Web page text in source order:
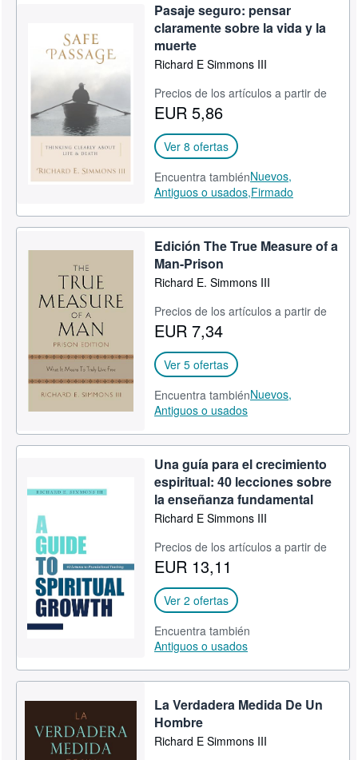
Pasaje seguro: pensar
claramente sobre la vida y la
muerte
Richard E Simmons III
Precios de los artículos a partir de
EUR 5,86
Ver 8 ofertas
Encuentra tambiénNuevos,
Antiguos o usados,Firmado
Edición The True Measure of a
Man-Prison
Richard E. Simmons III
Precios de los artículos a partir de
EUR 7,34
Ver 5 ofertas
Encuentra tambiénNuevos,
Antiguos o usados
Una guía para el crecimiento
espiritual: 40 lecciones sobre
la enseñanza fundamental
Richard E Simmons III
Precios de los artículos a partir de
EUR 13,11
Ver 2 ofertas
Encuentra también
Antiguos o usados
La Verdadera Medida De Un
Hombre
Richard E Simmons III